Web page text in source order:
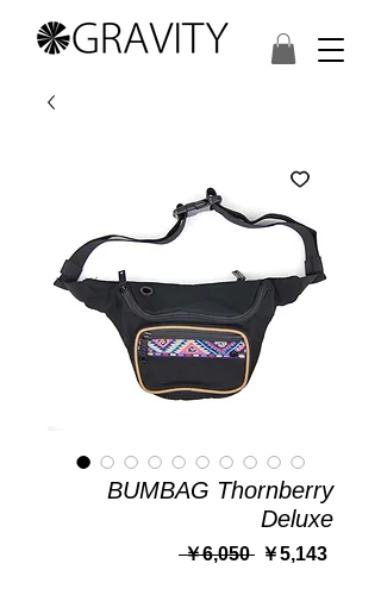
BUMBAG Thornberry
Deluxe
￥6,050 通￥5,143セ